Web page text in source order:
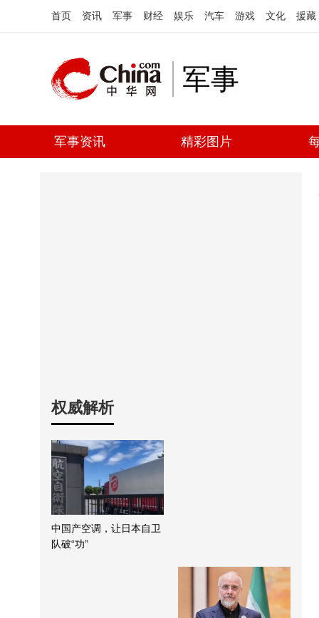
首页 资讯 军事 财经 娱乐 汽车 游戏 文化 援藏
军事
军事资讯 精彩图片
权威解析
中国产空调，让日本自卫
队破“功”